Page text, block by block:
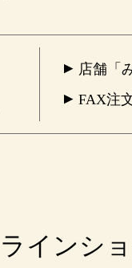
店舗「
FAX注
インシ